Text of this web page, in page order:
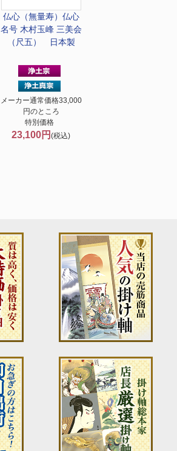
仏心（無量寿） 仏心
名号 木村玉峰 三美会
（尺五） 日本製
メーカー通常価格33,000
円のところ
特別価格
23,100円(税込)